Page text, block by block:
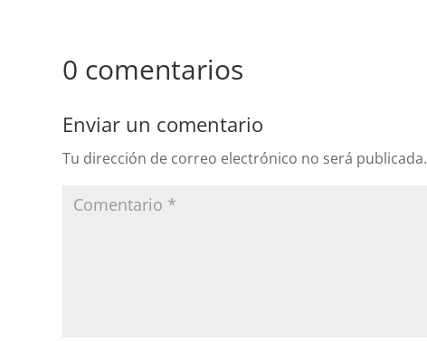
0 comentarios
Enviar un comentario
Tu dirección de correo electrónico no será publicada.